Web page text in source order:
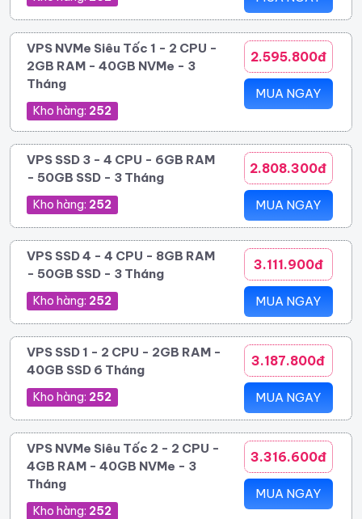
VPS NVMe Siêu Tốc 1 - 2 CPU -
2GB RAM - 40GB NVMe - 3
Tháng
Kho hàng: 252
2.595.800đ
MUA NGAY
VPS SSD 3 - 4 CPU - 6GB RAM
- 50GB SSD - 3 Tháng
Kho hàng: 252
2.808.300đ
MUA NGAY
VPS SSD 4 - 4 CPU - 8GB RAM
- 50GB SSD - 3 Tháng
Kho hàng: 252
3.111.900đ
MUA NGAY
VPS SSD 1 - 2 CPU - 2GB RAM -
40GB SSD 6 Tháng
Kho hàng: 252
3.187.800đ
MUA NGAY
VPS NVMe Siêu Tốc 2 - 2 CPU -
4GB RAM - 40GB NVMe - 3
Tháng
Kho hàng: 252
3.316.600đ
MUA NGAY